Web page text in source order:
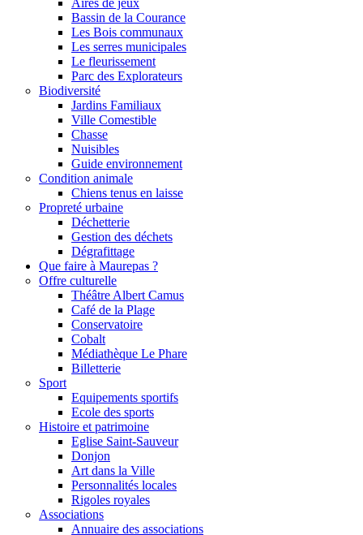
Aires de jeux
Bassin de la Courance
Les Bois communaux
Les serres municipales
Le fleurissement
Parc des Explorateurs
Biodiversité
Jardins Familiaux
Ville Comestible
Chasse
Nuisibles
Guide environnement
Condition animale
Chiens tenus en laisse
Propreté urbaine
Déchetterie
Gestion des déchets
Dégrafittage
Que faire à Maurepas ?
Offre culturelle
Théâtre Albert Camus
Café de la Plage
Conservatoire
Cobalt
Médiathèque Le Phare
Billetterie
Sport
Equipements sportifs
Ecole des sports
Histoire et patrimoine
Eglise Saint-Sauveur
Donjon
Art dans la Ville
Personnalités locales
Rigoles royales
Associations
Annuaire des associations